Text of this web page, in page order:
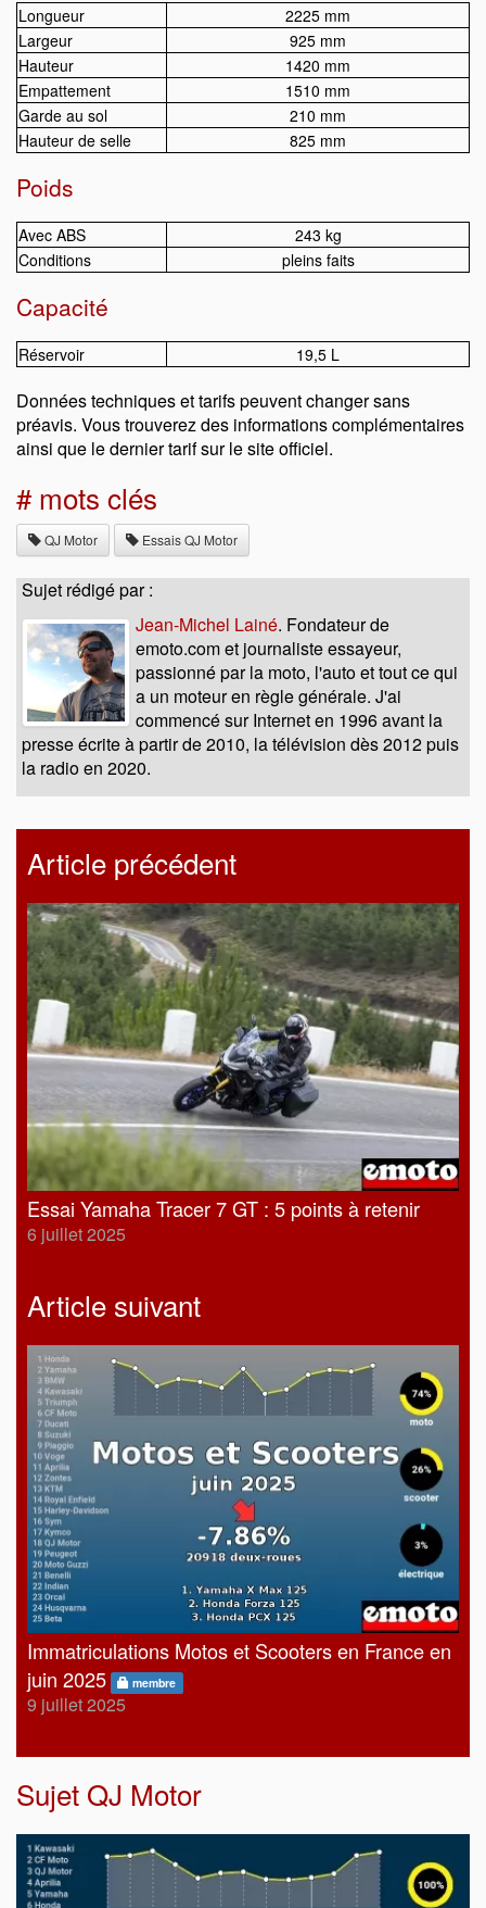
Longueur
2225 mm
Largeur
925 mm
Hauteur
1420 mm
Empattement
1510 mm
Garde au sol
210 mm
Hauteur de selle
825 mm
Poids
Avec ABS
243 kg
Conditions
pleins faits
Capacité
Réservoir 19,5 L
Données techniques et tarifs peuvent changer sans
préavis. Vous trouverez des informations complémentaires
ainsi que le dernier tarif sur le site officiel.
# mots clés
QJ Motor Essais QJ Motor
Sujet rédigé par :
Jean-Michel Lainé. Fondateur de
emoto.com et journaliste essayeur,
passionné par la moto, l'auto et tout ce qui
a un moteur en règle générale. J'ai
commencé sur Internet en 1996 avant la
presse écrite à partir de 2010, la télévision dès 2012 puis
la radio en 2020.
Article précédent
Essai Yamaha Tracer 7 GT : 5 points à retenir
6 juillet 2025
Article suivant
Immatriculations Motos et Scooters en France en
juin 2025
membre
9 juillet 2025
Sujet QJ Motor